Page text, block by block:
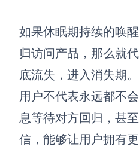
如果休眠期持续的唤
归访问产品，那么就
底流失，进入消失期
用户不代表永远都不
息等待对方回归，甚
信，能够让用户拥有